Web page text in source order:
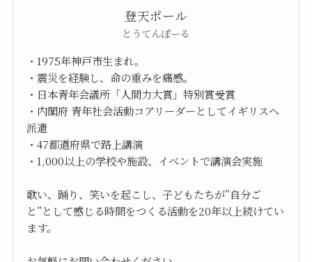
登天ポール
とうてんぽーる
・1975年神戸市生まれ。
・震災を経験し、命の重みを痛感。
・日本青年会議所「人間力大賞」特別賞受賞
・内閣府 青年社会活動コアリーダーとしてイギリスへ
派遣
・47都道府県で路上講演
・1,000以上の学校や施設、イベントで講演会実施
歌い、踊り、笑いを起こし、子どもたちが”自分ご
と”として感じる時間をつくる活動を20年以上続けてい
ます。